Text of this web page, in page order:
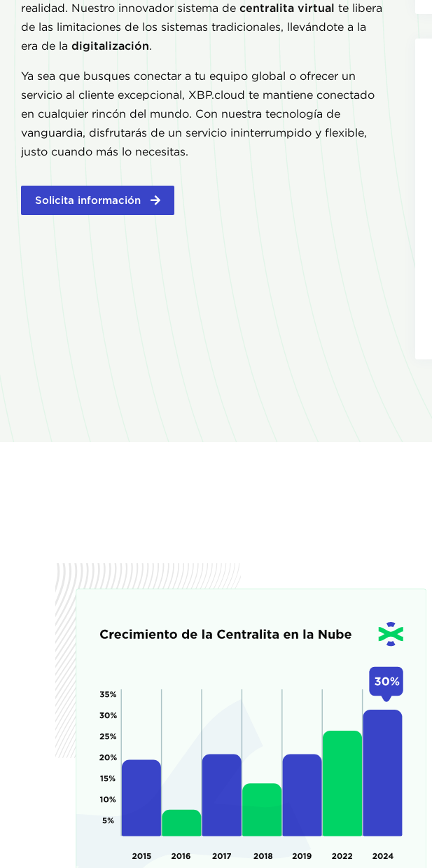
realidad. Nuestro innovador sistema de centralita virtual te libera
de las limitaciones de los sistemas tradicionales, llevándote a la
era de la digitalización.
Ya sea que busques conectar a tu equipo global o ofrecer un
servicio al cliente excepcional, XBP.cloud te mantiene conectado
en cualquier rincón del mundo. Con nuestra tecnología de
vanguardia, disfrutarás de un servicio ininterrumpido y flexible,
justo cuando más lo necesitas.
Solicita información